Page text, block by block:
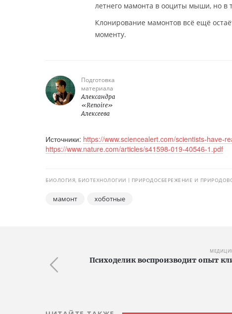
летнего мамонта в ооциты мыши, но в
Клонирование мамонтов всё ещё
моменту.
Подготовка
материала
Александра
«Renoire»
Алексеева
Источники: https://www.sciencealert.com/scientists-have-
https://www.nature.com/articles/s41598-019-40546-1.pdf
БИОЛОГИЯ, БИОТЕХНОЛОГИИ ПРИРОДОСБЕРЕЖЕНИЕ И
мамонт хоботные
Психоделик воспроизводит опыт